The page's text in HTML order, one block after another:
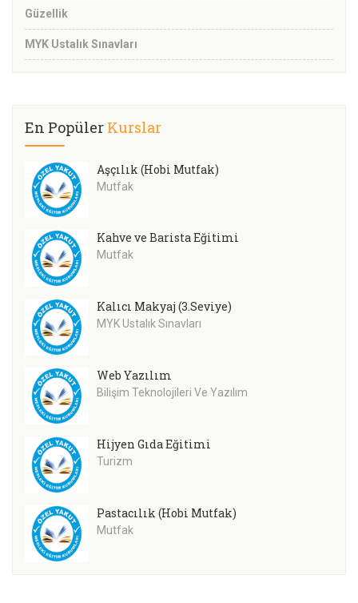
Güzellik
MYK Ustalık Sınavları
En Popüler Kurslar
Aşçılık (Hobi Mutfak)
Mutfak
Kahve ve Barista Eğitimi
Mutfak
Kalıcı Makyaj (3.Seviye)
MYK Ustalık Sınavları
Web Yazılım
Bilişim Teknolojileri Ve Yazılım
Hijyen Gıda Eğitimi
Turizm
Pastacılık (Hobi Mutfak)
Mutfak